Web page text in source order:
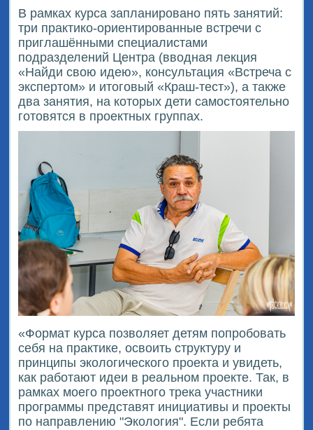
В рамках курса запланировано пять занятий:
три практико-ориентированные встречи с
приглашёнными специалистами
подразделений Центра (вводная лекция
«Найди свою идею», консультация «Встреча с
экспертом» и итоговый «Краш-тест»), а также
два занятия, на которых дети самостоятельно
готовятся в проектных группах.
«Формат курса позволяет детям попробовать
себя на практике, освоить структуру и
принципы экологического проекта и увидеть,
как работают идеи в реальном проекте. Так, в
рамках моего проектного трека участники
программы представят инициативы и проекты
по направлению "Экология". Если ребята